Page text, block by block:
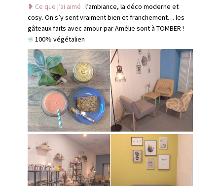
❥ Ce que j’ai aimé : l’ambiance, la déco moderne et
cosy. On s’y sent vraiment bien et franchement… les
gâteaux faits avec amour par Amélie sont à TOMBER !
❀ 100% végétalien